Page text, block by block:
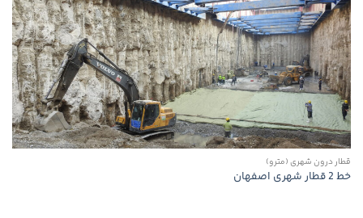
قطار درون شهری (مترو)
خط 2 قطار شهری اصفهان